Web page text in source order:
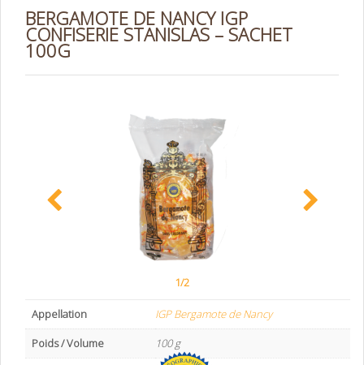
BERGAMOTE DE NANCY IGP
CONFISERIE STANISLAS – SACHET
100G
1/2
Appellation
IGP Bergamote de Nancy
Poids / Volume
100 g